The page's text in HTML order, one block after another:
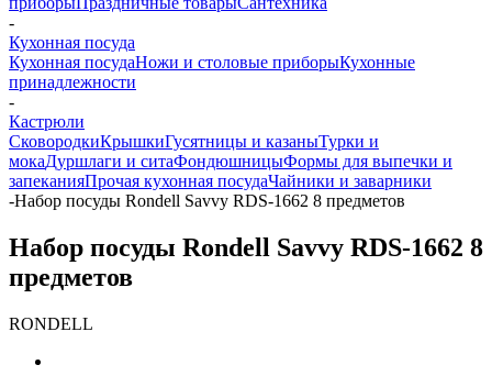
-
Кухонная посуда
Кухонная посудаНожи и столовые приборыКухонные
принадлежности
-
Кастрюли
СковородкиКрышкиГусятницы и казаныТурки и
мокаДуршлаги и ситаФондюшницыФормы для выпечки и
запеканияПрочая кухонная посудаЧайники и заварники
-Набор посуды Rondell Savvy RDS-1662 8 предметов
Набор посуды Rondell Savvy RDS-1662 8
предметов
RONDELL